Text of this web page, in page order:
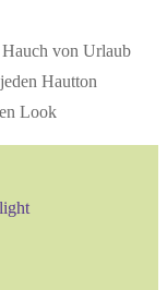
Hauch von Urlaub
Hautton
Look